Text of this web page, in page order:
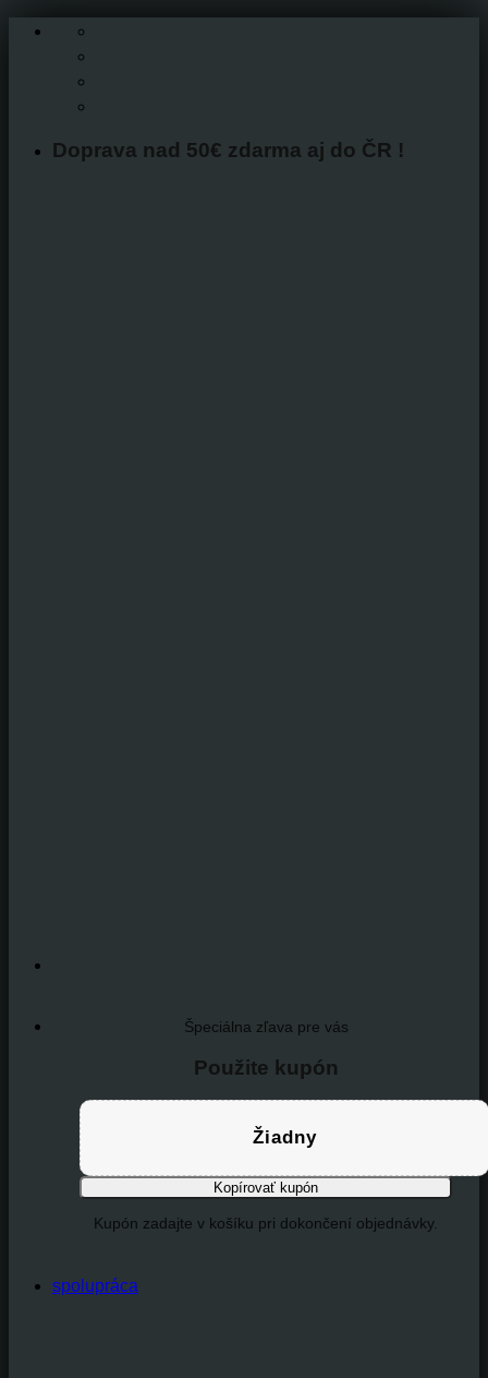
Skip
Doprava nad 50€ zdarma aj do ČR !
Špeciálna zľava pre vás
Použite kupón
Žiadny
Kopírovať kupón
Kupón zadajte v košíku pri dokončení objednávky.
spolupráca